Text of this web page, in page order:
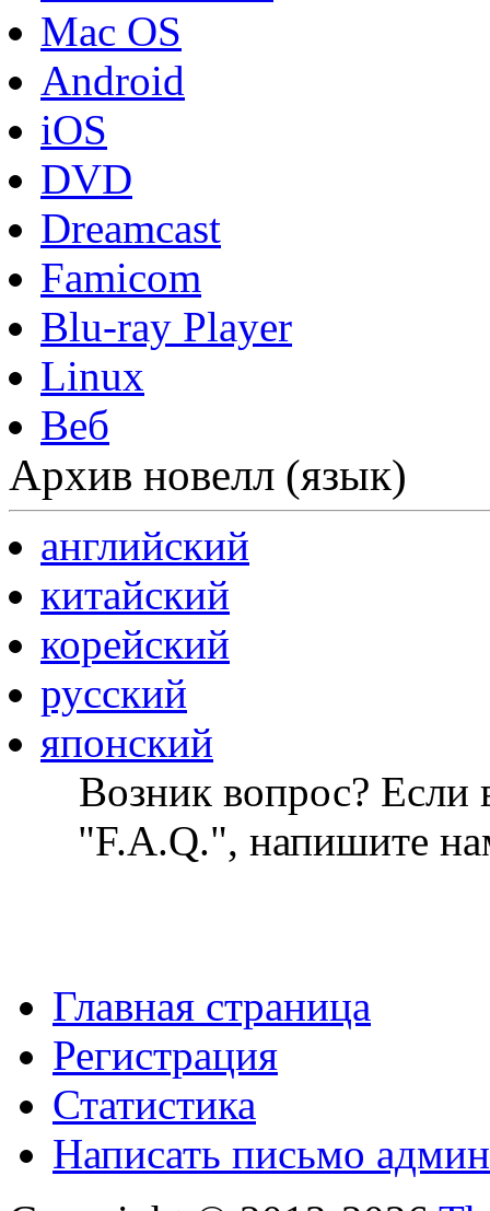
Mac OS
Android
iOS
DVD
Dreamcast
Famicom
Blu-ray Player
Linux
Веб
Архив новелл (язык)
английский
китайский
корейский
русский
японский
Возник вопрос? Если
"F.A.Q.", напишите
Главная страница
Регистрация
Статистика
Написать письмо